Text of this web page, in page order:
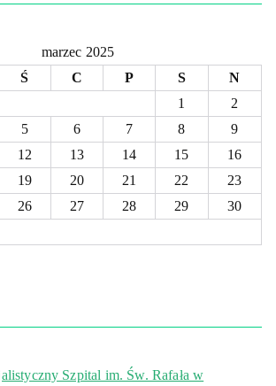
marzec 2025
Ś C P S
N
1
2
5 6 7 8
9
12 13 14 15
16
19 20 21 22
23
26 27 28 29
30
Szpital im. Św. Rafała w